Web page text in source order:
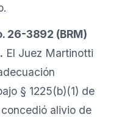
26-3892 (BRM)
El Juez Martinotti
§ 1225(b)(1) de
alivio de